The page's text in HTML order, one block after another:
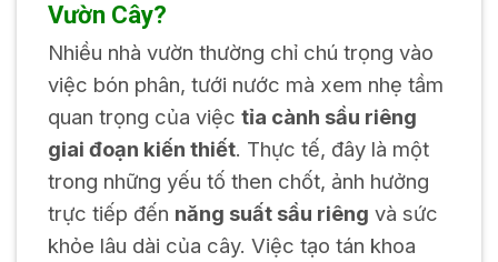
Vườn Cây?
Nhiều nhà vườn thường chỉ chú trọng vào
việc bón phân, tưới nước mà xem nhẹ tầm
quan trọng của việc tỉa cành sầu riêng
giai đoạn kiến thiết. Thực tế, đây là một
trong những yếu tố then chốt, ảnh hưởng
trực tiếp đến năng suất sầu riêng và sức
khỏe lâu dài của cây. Việc tạo tán khoa